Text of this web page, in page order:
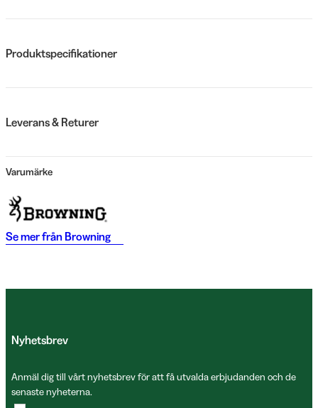
Produktspecifikationer
Leverans & Returer
Varumärke
Se mer från Browning
Nyhetsbrev
Anmäl dig till vårt nyhetsbrev för att få utvalda erbjudanden och de
senaste nyheterna.